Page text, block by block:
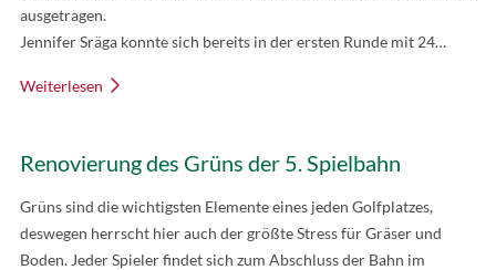
ausgetragen.
Jennifer Sräga konnte sich bereits in der ersten Runde mit 24…
Weiterlesen
Renovierung des Grüns der 5. Spielbahn
Grüns sind die wichtigsten Elemente eines jeden Golfplatzes,
deswegen herrscht hier auch der größte Stress für Gräser und
Boden. Jeder Spieler findet sich zum Abschluss der Bahn im